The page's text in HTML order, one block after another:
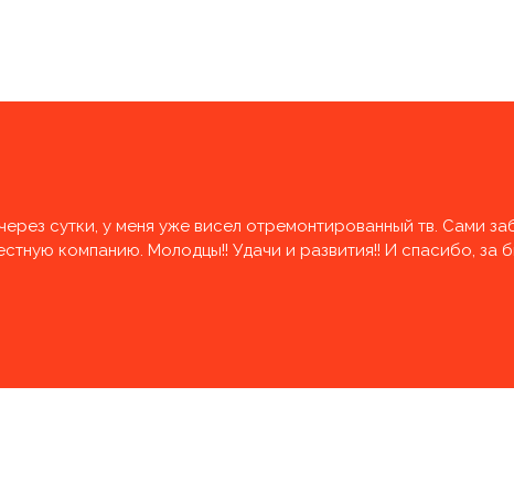
сутки, у меня уже висел отремонтированный тв. Сами
компанию. Молодцы!! Удачи и развития!! И спасибо, за